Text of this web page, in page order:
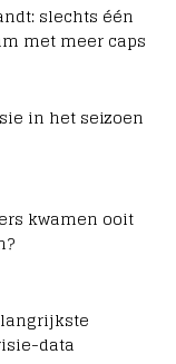
slechts één
met meer caps
in het seizoen
kwamen ooit
data